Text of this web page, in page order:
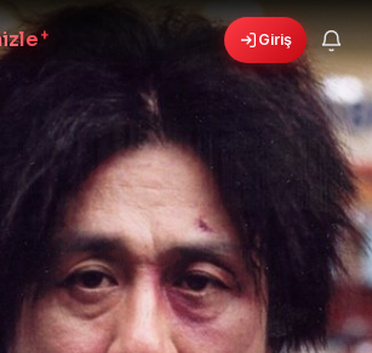
+ Giriş
🎁 6 yeni fırsat! Bonusları gör›
— HD Film İzle,